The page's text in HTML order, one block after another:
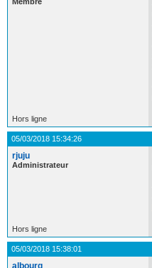
Hors ligne
05/03/2018 15:34:26
rjuju
Administrateur
Hors ligne
05/03/2018 15:38:01
albourg